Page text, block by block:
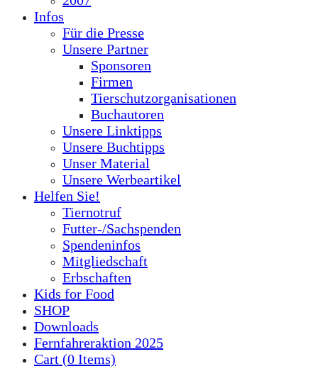
Infos
Für die Presse
Unsere Partner
Sponsoren
Firmen
Tierschutzorganisationen
Buchautoren
Unsere Linktipps
Unsere Buchtipps
Unser Material
Unsere Werbeartikel
Helfen Sie!
Tiernotruf
Futter-/Sachspenden
Spendeninfos
Mitgliedschaft
Erbschaften
Kids for Food
SHOP
Downloads
Fernfahreraktion 2025
Cart (0 Items)